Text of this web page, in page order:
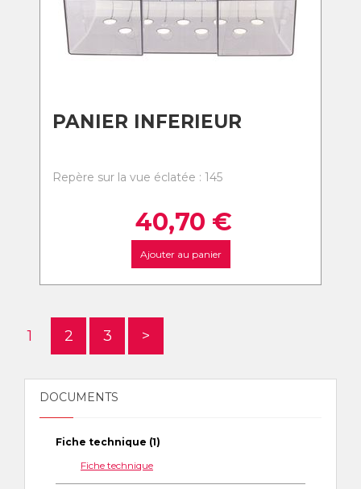
PANIER INFERIEUR
Repère sur la vue éclatée : 145
40,70 €
Ajouter au panier
1 2 3 >
DOCUMENTS
Fiche technique (1)
Fiche technique